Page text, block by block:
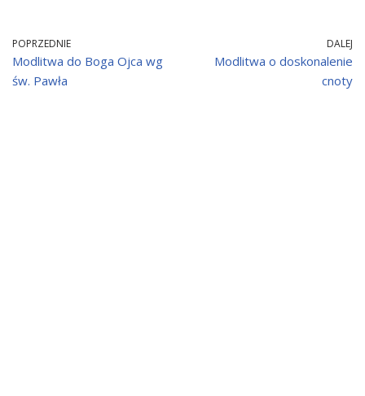
POPRZEDNIE
Modlitwa do Boga Ojca wg
św. Pawła
DALEJ
Modlitwa o doskonalenie
cnoty